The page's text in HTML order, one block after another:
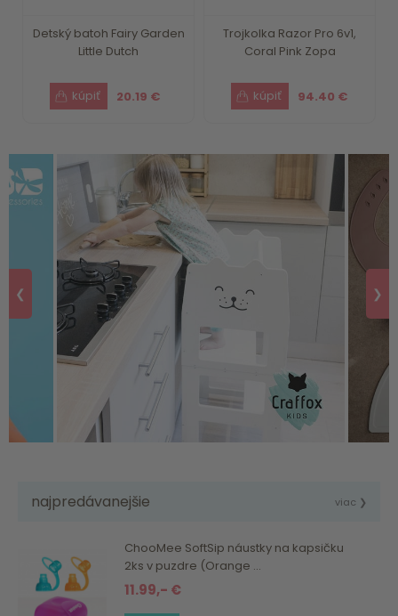
Detský batoh Fairy Garden
Little Dutch
20.19 €
Trojkolka Razor Pro 6v1,
Coral Pink Zopa
94.40 €
❮ ❯
najpredávanejšie viac ❯
ChooMee SoftSip náustky na kapsičku
2ks v puzdre (Orange ...
11.99,- €